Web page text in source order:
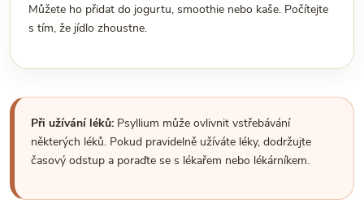
Můžete ho přidat do jogurtu, smoothie nebo kaše. Počítejte
s tím, že jídlo zhoustne.
Při užívání léků: Psyllium může ovlivnit vstřebávání
některých léků. Pokud pravidelně užíváte léky, dodržujte
časový odstup a poraďte se s lékařem nebo lékárníkem.